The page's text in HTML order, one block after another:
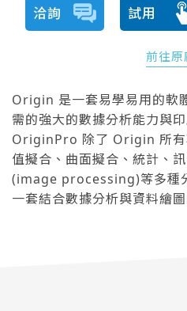
洽詢 試用
前往原
Origin 是一套易學易用的軟
需的強大的數據分析能力與
OriginPro 除了 Origin 所有
值擬合、曲面擬合、統計、
(image processing)等多種
一套結合數據分析與資料繪